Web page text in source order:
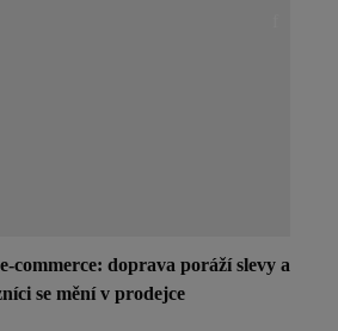
commerce: doprava poráží slevy a
se mění v prodejce